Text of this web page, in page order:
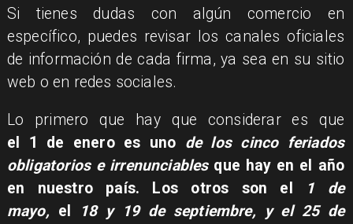
Si tienes dudas con algún comercio en
específico, puedes revisar los canales oficiales
de información de cada firma, ya sea en su sitio
web o en redes sociales.
Lo primero que hay que considerar es que
el 1 de enero es uno de los cinco feriados
obligatorios e irrenunciablesque hay en el año
en nuestro país. Los otros son el
1 de
mayo, el 18 y 19 de septiembre, y el 25 de